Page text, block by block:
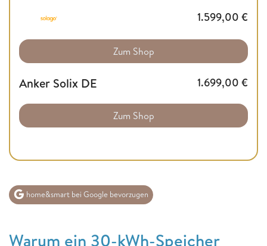
1.599,00 €
Zum Shop
Anker Solix DE 1.699,00 €
Zum Shop
home&smart bei Google bevorzugen
Warum ein 30-kWh-Speicher